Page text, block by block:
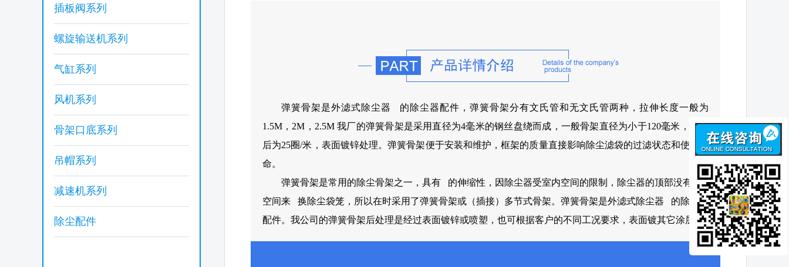
插板阀系列
螺旋输送机系列
气缸系列
风机系列
骨架口底系列
吊帽系列
减速机系列
除尘配件
弹簧骨架是外滤式除尘器 的除尘器配件，弹簧骨架分有文氏管和无文氏管两种，拉伸长度一般为
1.5M，2M，2.5M 我厂的弹簧骨架是采用直径为4毫米的钢丝盘绕而成，一般骨架直径为小于120毫米，伸张
后为25圈/米，表面镀锌处理。弹簧骨架便于安装和维护，框架的质量直接影响除尘滤袋的过滤状态和使用寿
命。
弹簧骨架是常用的除尘骨架之一，具有 的伸缩性，因除尘器受室内空间的限制，除尘器的顶部没有 的
空间来 换除尘袋笼，所以在时采用了弹簧骨架或（插接）多节式骨架。弹簧骨架是外滤式除尘器 的除尘器
配件。我公司的弹簧骨架后处理是经过表面镀锌或喷塑，也可根据客户的不同工况要求，表面镀其它涂层。